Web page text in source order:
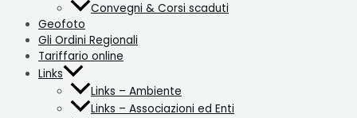
Convegni & Corsi scaduti
Geofoto
Gli Ordini Regionali
Tariffario online
Links
Links – Ambiente
Links – Associazioni ed Enti